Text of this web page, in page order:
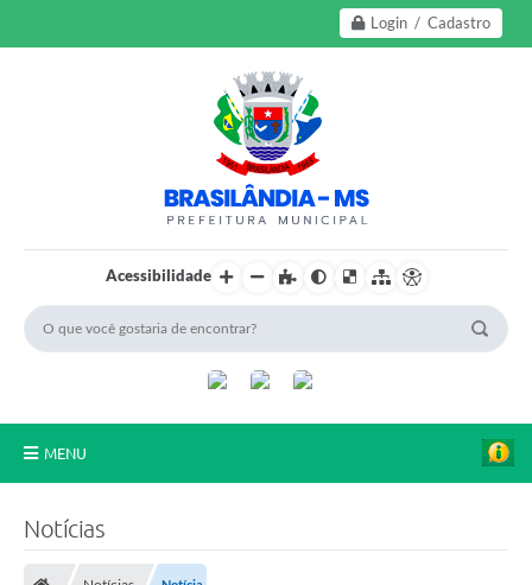
Login / Cadastro
Acessibilidade
MENU
Notícias